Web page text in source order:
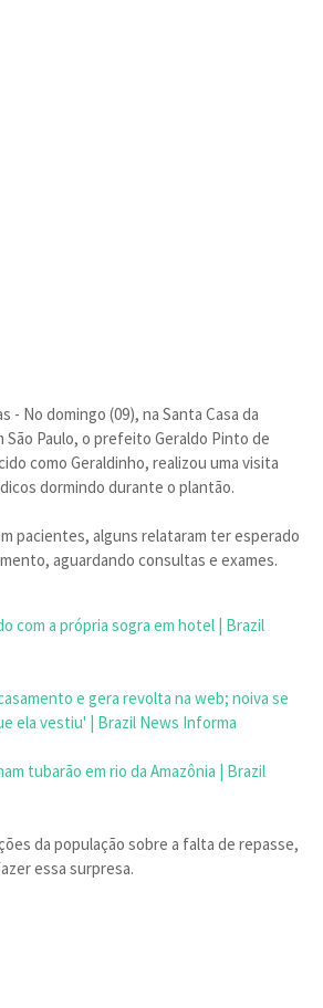
- No domingo (09), na Santa Casa da
São Paulo, o prefeito Geraldo Pinto de
como Geraldinho, realizou uma visita
dormindo durante o plantão.
pacientes, alguns relataram ter esperado
aguardando consultas e exames.
com a própria sogra em hotel | Brazil
e gera revolta na web; noiva se
ela vestiu' | Brazil News Informa
tubarão em rio da Amazônia | Brazil
da população sobre a falta de repasse,
essa surpresa.